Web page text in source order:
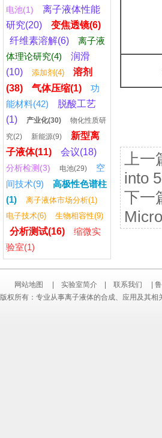
电池(1)
离子液体性能
研究(20)
变焦透镜(6)
纤维素溶解(6)
离子液
体理论研究(4)
润滑
(10)
添加剂(4)
溶剂
(38)
气体压缩(1)
功
能材料(42)
脱酸工艺
(1)
产业化(30)
物化性质研
究(2)
新能源(9)
新型离
子液体(11)
会议(18)
分析检测(3) 电池(29)
空
间技术(9)
高极性色谱柱
(1)
离子液体市场分析(1)
电子技术(6)
生物相容性(9)
分析测试(16)
缩微实
验室(1)
上一
into
下一
网站地图 实验室简介 联系我们
版权所有：专业从事离子液体的合成、应用及其